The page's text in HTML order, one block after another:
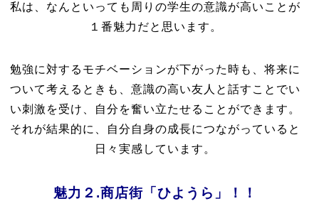
私は、なんといっても周りの学生の意識が高いことが
１番魅力だと思います。
勉強に対するモチベーションが下がった時も、将来に
ついて考えるときも、意識の高い友人と話すことでい
い刺激を受け、自分を奮い立たせることができます。
それが結果的に、自分自身の成長につながっていると
日々実感しています。
魅力２.商店街「ひようら」！！